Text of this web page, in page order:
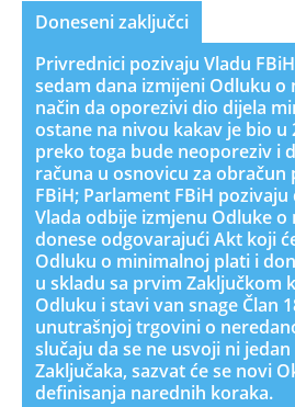
Doneseni zaključci
Privrednici pozivaju Vladu
sedam dana izmijeni Odluku
način da oporezivi dio dijela
ostane na nivou kakav je bio u
preko toga bude neoporeziv i
računa u osnovicu za obračun
FBiH; Parlament FBiH pozivaju
Vlada odbije izmjenu Odluke
donese odgovarajući Akt koji
Odluku o minimalnoj plati i
u skladu sa prvim Zaključkom
Odluku i stavi van snage Član
unutrašnjoj trgovini o
slučaju da se ne usvoji ni
Zaključaka, sazvat će se novi
definisanja narednih koraka.